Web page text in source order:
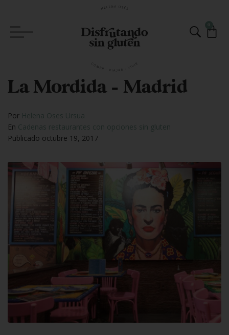
La Mordida – Madrid
Por Helena Oses Ursua
En Cadenas restaurantes con opciones sin gluten
Publicado octubre 19, 2017